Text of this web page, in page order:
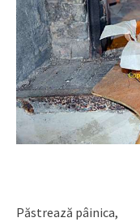
Păstrează pâinica,